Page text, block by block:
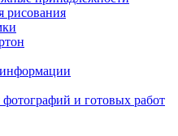
рисования
и готовых работ